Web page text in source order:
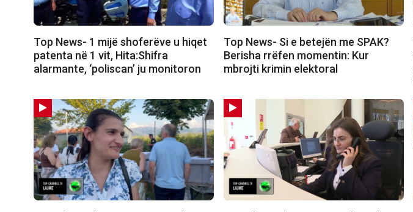
Top News- 1 mijë shoferëve u hiqet
patenta në 1 vit, Hita:Shifra
alarmante, ‘poliscan’ ju monitoron
Top News- Si e betejën me SPAK?
Berisha rrëfen momentin: Kur
mbrojti krimin elektoral